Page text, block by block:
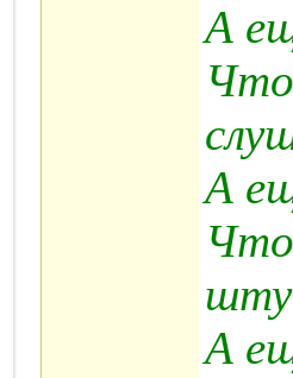
А
А
А